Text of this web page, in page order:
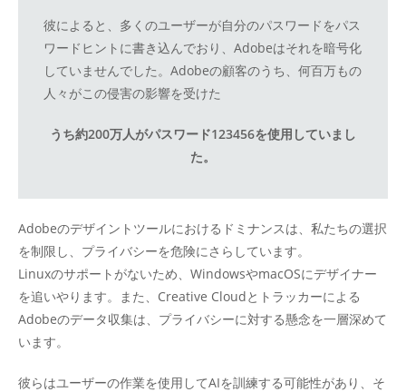
彼によると、多くのユーザーが自分のパスワードをパス
ワードヒントに書き込んでおり、Adobeはそれを暗号化
していませんでした。Adobeの顧客のうち、何百万もの
人々がこの侵害の影響を受けた
うち約200万人がパスワード123456を使用していまし
た。
Adobeのデザイントツールにおけるドミナンスは、私たちの選択
を制限し、プライバシーを危険にさらしています。
Linuxのサポートがないため、WindowsやmacOSにデザイナー
を追いやります。また、Creative Cloudとトラッカーによる
Adobeのデータ収集は、プライバシーに対する懸念を一層深めて
います。
彼らはユーザーの作業を使用してAIを訓練する可能性があり、そ